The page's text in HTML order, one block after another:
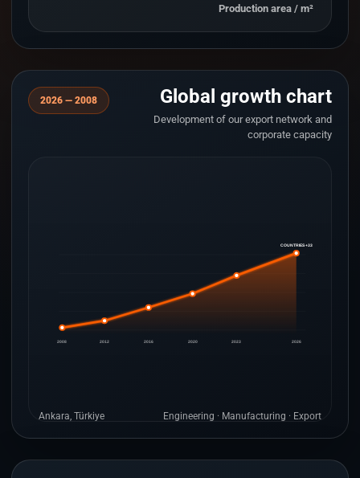
Production area / m²
Global growth chart
Development of our export network and
corporate capacity
2008 — 2026
2008 2012 2016 2020 2023 2026
33+ COUNTRIES
Engineering · Manufacturing · Export
Ankara, Türkiye